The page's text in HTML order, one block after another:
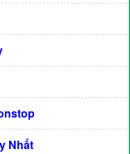
Nhất